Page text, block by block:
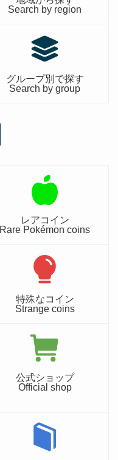
Search by region
グループ別で探す
Search by group
レアコイン
Rare Pokémon coins
特殊なコイン
Strange coins
公式ショップ
Official shop